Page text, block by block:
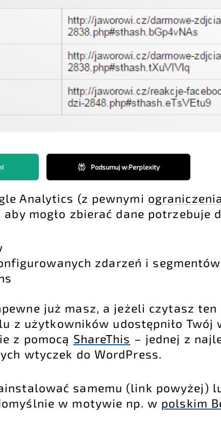
Podsumuj w:Perplexity
Analytics (z pewnymi
mogło zbierać dane potrzebuje
zdarzeń i
już masz, a jeżeli czytasz ten
z użytkowników udostępniło Twój
z pomocą ShareThis – jednej z
wtyczek do WordPress.
samemu (link powyżej)
w motywie np. w polskim